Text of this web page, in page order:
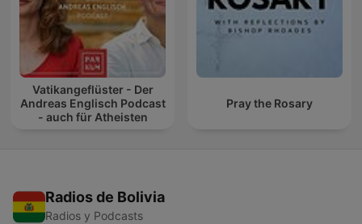
Vatikangeflüster - Der
Andreas Englisch Podcast
- auch für Atheisten
Pray the Rosary
Radios de Bolivia
Radios y Podcasts